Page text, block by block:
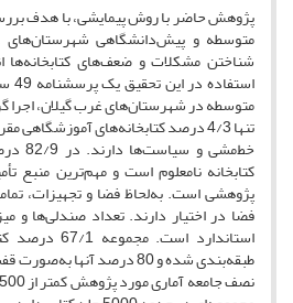
پژوهش حاضر با روش پیمایشی، با هدف
متوسطه و پیش‌دانشگاهی شهرستان‌های
شناختن مشکلات و ضعف‌های کتابخانه‌ها
متوسطه در شهرستان‌های غرب گیلان، اجرا
تنها 4/3 درصد کتابخانه‌های
خط‌مشی
کتابخانه نامعلوم است و مهم‌ترین منبع
فضا در اختیار دارند. تعداد صندلی‌ها و
استاندارد
طبقه‌بندی شده و 80 درصد